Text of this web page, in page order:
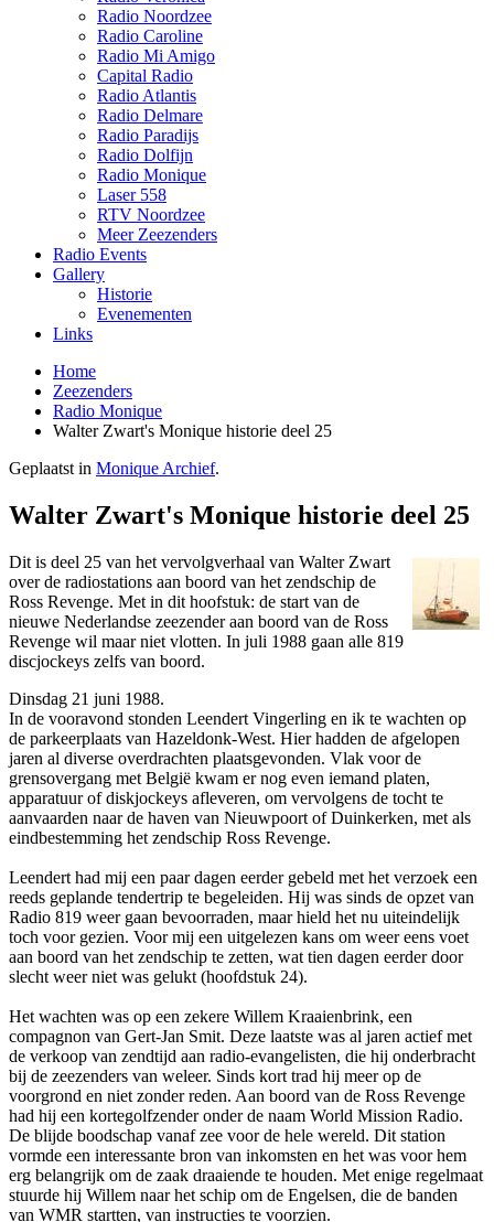
Radio Noordzee
Radio Caroline
Radio Mi Amigo
Capital Radio
Radio Atlantis
Radio Delmare
Radio Paradijs
Radio Dolfijn
Radio Monique
Laser 558
RTV Noordzee
Meer Zeezenders
Radio Events
Gallery
Historie
Evenementen
Links
Home
Zeezenders
Radio Monique
Walter Zwart's Monique historie deel 25
Geplaatst in Monique Archief.
Walter Zwart's Monique historie deel 25
Dit is deel 25 van het vervolgverhaal van Walter Zwart
over de radiostations aan boord van het zendschip de
Ross Revenge. Met in dit hoofstuk: de start van de
nieuwe Nederlandse zeezender aan boord van de Ross
Revenge wil maar niet vlotten. In juli 1988 gaan alle 819
discjockeys zelfs van boord.
Dinsdag 21 juni 1988.
In de vooravond stonden Leendert Vingerling en ik te wachten op
de parkeerplaats van Hazeldonk-West. Hier hadden de afgelopen
jaren al diverse overdrachten plaatsgevonden. Vlak voor de
grensovergang met België kwam er nog even iemand platen,
apparatuur of diskjockeys afleveren, om vervolgens de tocht te
aanvaarden naar de haven van Nieuwpoort of Duinkerken, met als
eindbestemming het zendschip Ross Revenge.
Leendert had mij een paar dagen eerder gebeld met het verzoek een
reeds geplande tendertrip te begeleiden. Hij was sinds de opzet van
Radio 819 weer gaan bevoorraden, maar hield het nu uiteindelijk
toch voor gezien. Voor mij een uitgelezen kans om weer eens voet
aan boord van het zendschip te zetten, wat tien dagen eerder door
slecht weer niet was gelukt (hoofdstuk 24).
Het wachten was op een zekere Willem Kraaienbrink, een
compagnon van Gert-Jan Smit. Deze laatste was al jaren actief met
de verkoop van zendtijd aan radio-evangelisten, die hij o­nderbracht
bij de zeezenders van weleer. Sinds kort trad hij meer op de
voorgrond en niet zonder reden. Aan boord van de Ross Revenge
had hij een kortegolfzender o­nder de naam World Mission Radio.
De blijde boodschap vanaf zee voor de hele wereld. Dit station
vormde een interessante bron van inkomsten en het was voor hem
erg belangrijk om de zaak draaiende te houden. Met enige regelmaat
stuurde hij Willem naar het schip om de Engelsen, die de banden
van WMR startten, van instructies te voorzien.